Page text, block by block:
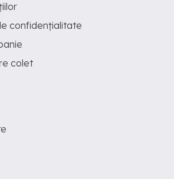
confidențialitate
colet